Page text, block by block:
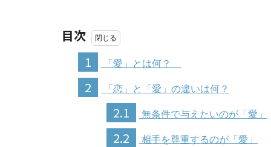
目次
1
「愛」とは何？
2 「恋」と「愛」の違いは何？
2.1 無条件で与えたいのが「愛」
2.2 相手を尊重するのが「愛」